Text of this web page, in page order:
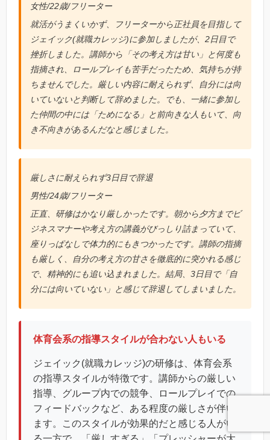
女性/22歳/フリーター
就活がうまくいかず、フリーターから正社員を目指して
ジェイック(就職カレッジ)に参加しましたが、2日目で
挫折しました。講師から「その考え方は甘い」と何度も
指摘され、ロールプレイも苦手だったため、気持ちが持
ちませんでした。厳しい内容に耐えられず、自分には向
いていないと判断して辞めました。でも、一緒に参加し
た仲間の中には「ためになる」と前向きな人もいて、向
き不向きがあるんだなと感じました。
厳しさに耐えられず3日目で辞退
男性/24歳/フリーター
正直、研修はかなり厳しかったです。朝から夕方までビ
ジネスマナーや考え方の講義がびっしり詰まっていて、
座りっぱなしで体力的にもきつかったです。講師の指摘
も厳しく、自分の考え方の甘さを徹底的に突かれる感じ
で、精神的にも追い込まれました。結局、3日目で「自
分には向いていない」と感じて辞退してしまいました。
体育会系の指導スタイルが合わない人もいる
ジェイック(就職カレッジ)の研修は、体育会系
の指導スタイルが特徴です。講師からの厳しい
指導、グループ内での競争、ロールプレイでの
フィードバックなど、ある程度の厳しさが伴い
ます。このスタイルが効果的だと感じる人がい